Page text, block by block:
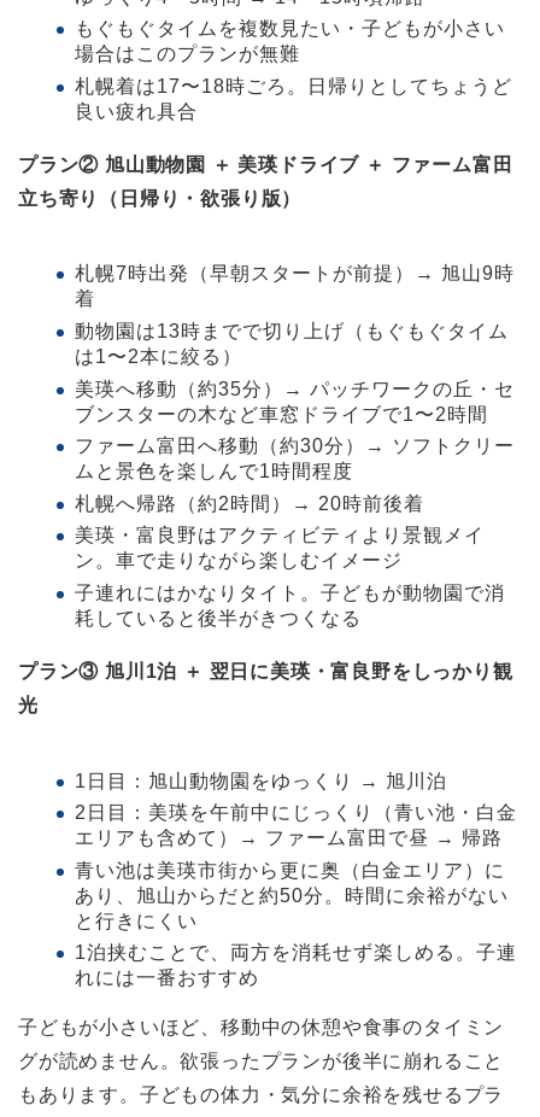
もぐもぐタイムを複数見たい・子どもが小さい
場合はこのプランが無難
札幌着は17〜18時ごろ。日帰りとしてちょうど
良い疲れ具合
プラン② 旭山動物園 ＋ 美瑛ドライブ ＋ ファーム富田
立ち寄り（日帰り・欲張り版）
札幌7時出発（早朝スタートが前提）→ 旭山9時
着
動物園は13時までで切り上げ（もぐもぐタイム
は1〜2本に絞る）
美瑛へ移動（約35分）→ パッチワークの丘・セ
ブンスターの木など車窓ドライブで1〜2時間
ファーム富田へ移動（約30分）→ ソフトクリー
ムと景色を楽しんで1時間程度
札幌へ帰路（約2時間）→ 20時前後着
美瑛・富良野はアクティビティより景観メイ
ン。車で走りながら楽しむイメージ
子連れにはかなりタイト。子どもが動物園で消
耗していると後半がきつくなる
プラン③ 旭川1泊 ＋ 翌日に美瑛・富良野をしっかり観
光
1日目：旭山動物園をゆっくり → 旭川泊
2日目：美瑛を午前中にじっくり（青い池・白金
エリアも含めて）→ ファーム富田で昼 → 帰路
青い池は美瑛市街から更に奥（白金エリア）に
あり、旭山からだと約50分。時間に余裕がない
と行きにくい
1泊挟むことで、両方を消耗せず楽しめる。子連
れには一番おすすめ
子どもが小さいほど、移動中の休憩や食事のタイミン
グが読めません。欲張ったプランが後半に崩れること
もあります。子どもの体力・気分に余裕を残せるプラ